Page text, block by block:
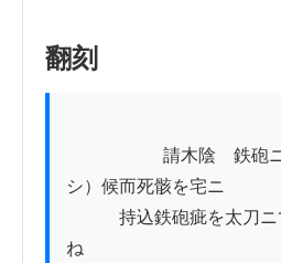
翻刻
シ）候而死骸を宅ニ
持込鉄砲疵を太刀ニ
ね